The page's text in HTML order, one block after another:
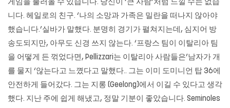
게임을 불러올 수 있습니다. 당신이 ‘큰 사람’처럼 느낄 수는 없습
니다. 헤일로의 친구. ‘나의 소망과 가족은 밀란을 떠나지 않아야
했습니다.’실바가 말했다. 분명히 경기가 펼쳐지는데, 심지어 방
송도되지만, 아무도 신경 쓰지 않는다. ‘프랑스 팀이 이탈리아 팀
을 어떻게 든 꺾었다면, Pellizzari는 이탈리아 사람들은’남자가 개
를 물지 ‘않는다고 느꼈다고 말했다.. 그는 이미 도미니언 탑 36에
안전하게 들어갔다. 그는 지롱 (Geelong)에서 이길 수 있다고 생각
했다. 지난 주에 쉽게 해냈고, 정말 기분이 좋았습니다. Seminoles